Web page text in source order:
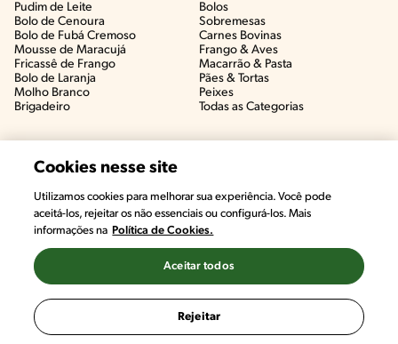
Pudim de Leite
Bolo de Cenoura
Bolo de Fubá Cremoso
Mousse de Maracujá
Fricassê de Frango
Bolo de Laranja
Molho Branco
Brigadeiro
Bolos
Sobremesas
Carnes Bovinas​
Frango & Aves​
Macarrão & Pasta​
Pães & Tortas​
Peixes
Todas as Categorias
Cookies nesse site
Utilizamos cookies para melhorar sua experiência. Você pode
aceitá-los, rejeitar os não essenciais ou configurá-los. Mais
informações na Política de Cookies.
Rejeitar
Aceitar todos